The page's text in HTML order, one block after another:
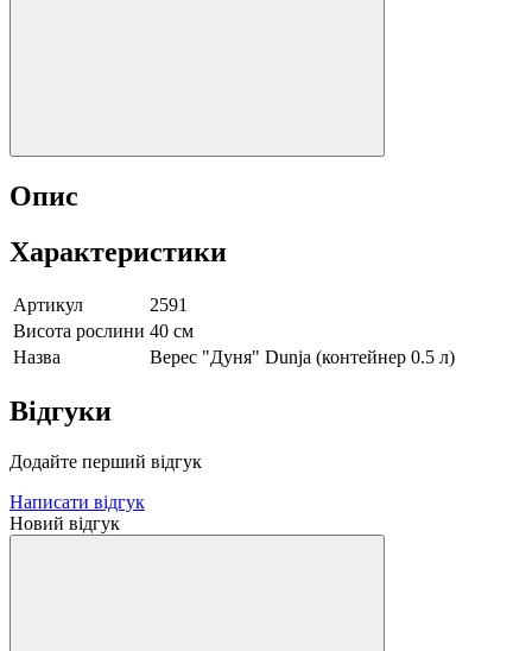
Опис
Характеристики
Артикул
2591
Висота рослини 40 см
Назва
Верес "Дуня" Dunja (контейнер 0.5 л)
Відгуки
Додайте перший відгук
Написати відгук
Новий відгук